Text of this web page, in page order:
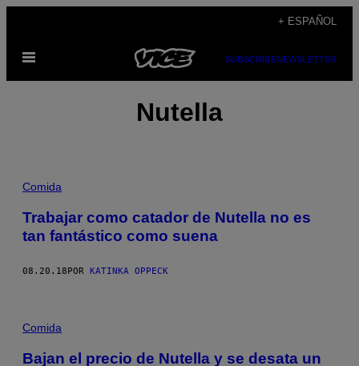
contenido
+ ESPAÑOL
Abrir
SUBSCRIBENEWSLETTER
Nutella
Comida
Trabajar como catador de Nutella no es
tan fantástico como suena
08.20.18 POR KATINKA OPPECK
Comida
Bajan el precio de Nutella y se desata un